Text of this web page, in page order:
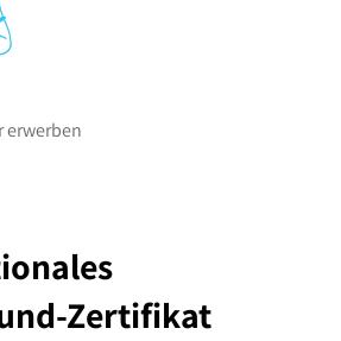
erwerben
Zertifikat